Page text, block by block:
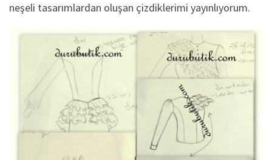
neşeli tasarımlardan oluşan çizdiklerimi yayınlıyorum.